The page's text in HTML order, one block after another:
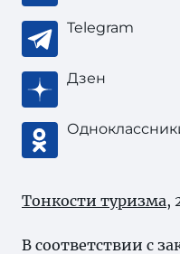
Telegram
Дзен
Тонкости туризма,
В соответствии с